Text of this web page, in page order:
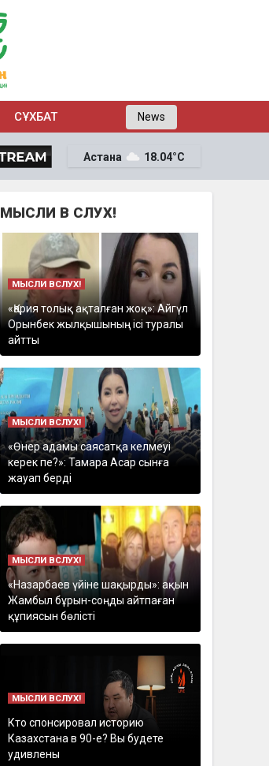
СҰХБАТ News
Астана 18.04°C
МЫСЛИ В СЛУХ!
МЫСЛИ ВСЛУХ!
«Қария толық ақталған жоқ»: Айгүл
Орынбек жылқышының ісі туралы
айтты
МЫСЛИ ВСЛУХ!
«Өнер адамы саясатқа келмеуі
керек пе?»: Тамара Асар сынға
жауап берді
МЫСЛИ ВСЛУХ!
«Назарбаев үйіне шақырды»: ақын
Жамбыл бұрын-соңды айтпаған
құпиясын бөлісті
МЫСЛИ ВСЛУХ!
Кто спонсировал историю
Казахстана в 90-е? Вы будете
удивлены